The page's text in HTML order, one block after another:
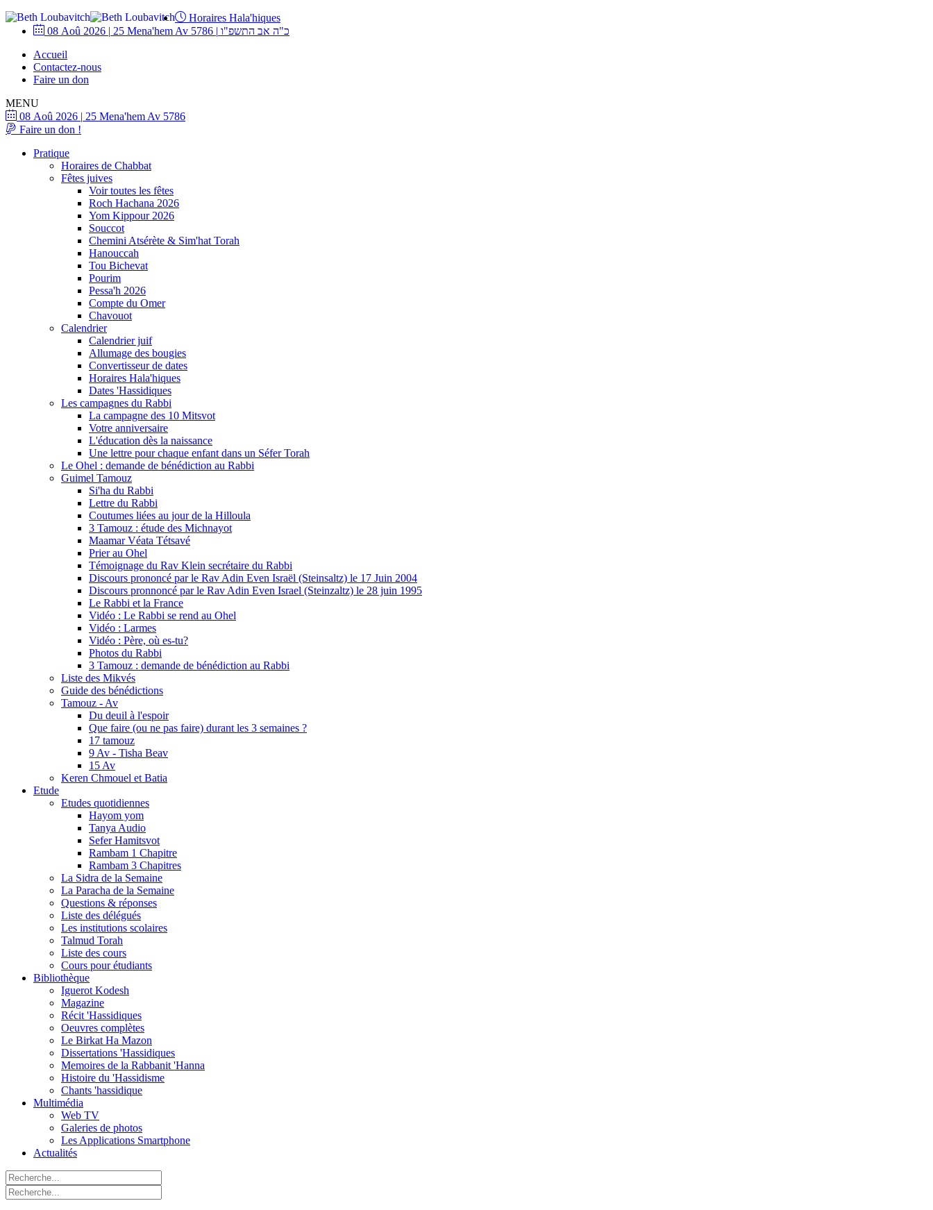
Horaires Hala'hiques
08 Aoû 2026 | 25 Mena'hem Av 5786 | כ"ה אב התשפ"ו
Accueil
Contactez-nous
Faire un don
MENU
08 Aoû 2026 | 25 Mena'hem Av 5786
Faire un don !
Pratique
Horaires de Chabbat
Fêtes juives
Voir toutes les fêtes
Roch Hachana 2026
Yom Kippour 2026
Souccot
Chemini Atsérète & Sim'hat Torah
Hanouccah
Tou Bichevat
Pourim
Pessa'h 2026
Compte du Omer
Chavouot
Calendrier
Calendrier juif
Allumage des bougies
Convertisseur de dates
Horaires Hala'hiques
Dates 'Hassidiques
Les campagnes du Rabbi
La campagne des 10 Mitsvot
Votre anniversaire
L'éducation dès la naissance
Une lettre pour chaque enfant dans un Séfer Torah
Le Ohel : demande de bénédiction au Rabbi
Guimel Tamouz
Si'ha du Rabbi
Lettre du Rabbi
Coutumes liées au jour de la Hilloula
3 Tamouz : étude des Michnayot
Maamar Véata Tétsavé
Prier au Ohel
Témoignage du Rav Klein secrétaire du Rabbi
Discours prononcé par le Rav Adin Even Israël (Steinsaltz) le 17 Juin 2004
Discours pronnoncé par le Rav Adin Even Israel (Steinzaltz) le 28 juin 1995
Le Rabbi et la France
Vidéo : Le Rabbi se rend au Ohel
Vidéo : Larmes
Vidéo : Père, où es-tu?
Photos du Rabbi
3 Tamouz : demande de bénédiction au Rabbi
Liste des Mikvés
Guide des bénédictions
Tamouz - Av
Du deuil à l'espoir
Que faire (ou ne pas faire) durant les 3 semaines ?
17 tamouz
9 Av - Tisha Beav
15 Av
Keren Chmouel et Batia
Etude
Etudes quotidiennes
Hayom yom
Tanya Audio
Sefer Hamitsvot
Rambam 1 Chapitre
Rambam 3 Chapitres
La Sidra de la Semaine
La Paracha de la Semaine
Questions & réponses
Liste des délégués
Les institutions scolaires
Talmud Torah
Liste des cours
Cours pour étudiants
Bibliothèque
Iguerot Kodesh
Magazine
Récit 'Hassidiques
Oeuvres complètes
Le Birkat Ha Mazon
Dissertations 'Hassidiques
Memoires de la Rabbanit 'Hanna
Histoire du 'Hassidisme
Chants 'hassidique
Multimédia
Web TV
Galeries de photos
Les Applications Smartphone
Actualités